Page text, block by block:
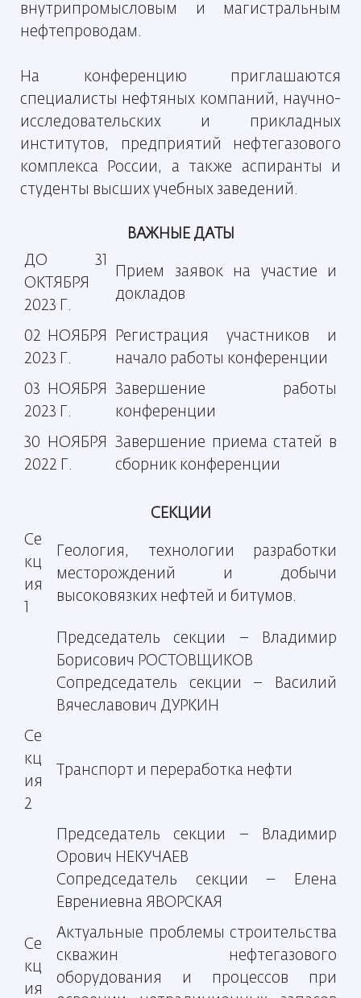
внутрипромысловым и магистральным
нефтепроводам.
На конференцию приглашаются
специалисты нефтяных компаний, научно-
исследовательских и прикладных
институтов, предприятий нефтегазового
комплекса России, а также аспиранты и
студенты высших учебных заведений.
ВАЖНЫЕ ДАТЫ
ДО 31
ОКТЯБРЯ
2023 Г.
Прием заявок на участие и
докладов
02 НОЯБРЯ
2023 Г.
Регистрация участников и
начало работы конференции
03 НОЯБРЯ
2023 Г.
Завершение работы
конференции
30 НОЯБРЯ
2022 Г.
Завершение приема статей в
сборник конференции
СЕКЦИИ
Се
кц
ия
Геология, технологии разработки
месторождений и добычи
высоковязких нефтей и битумов.
Председатель секции – Владимир
Борисович РОСТОВЩИКОВ
Сопредседатель секции – Василий
Вячеславович ДУРКИН
Се
кц
ия
2
Транспорт и переработка нефти
Председатель секции – Владимир
Орович НЕКУЧАЕВ
Сопредседатель секции – Елена
Еврениевна ЯВОРСКАЯ
Се
кц
ия
Актуальные проблемы строительства
скважин нефтегазового
оборудования и процессов при